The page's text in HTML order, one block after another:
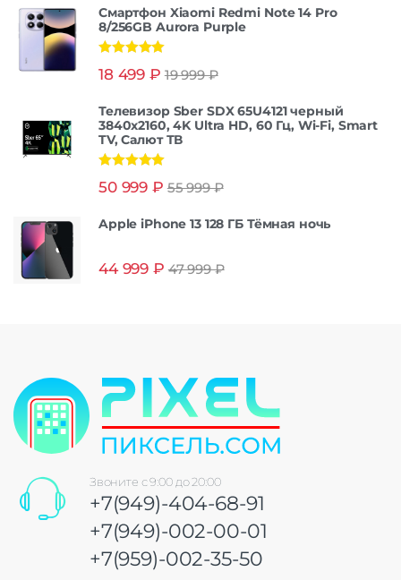
Смартфон Xiaomi Redmi Note 14 Pro
8/256GB Aurora Purple
из 5
18 499 ₽ 19 999₽
Телевизор Sber SDX 65U4121 черный
3840x2160, 4K Ultra HD, 60 Гц, Wi-Fi, Smart
TV, Салют ТВ
из 5
50 999 ₽ 55 999₽
Apple iPhone 13 128 ГБ Тёмная ночь
44 999 ₽ 47 999₽
Звоните с 9:00 до 20:00
+7(949)-404-68-91
+7(949)-002-00-01
+7(959)-002-35-50